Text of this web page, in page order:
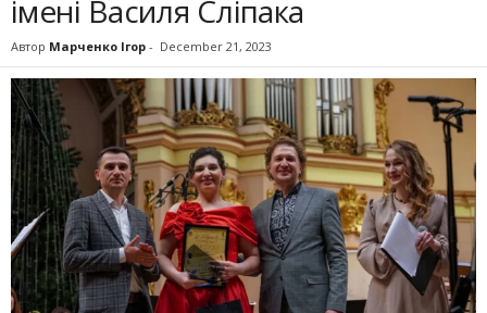
імені Василя Сліпака
Автор Марченко Ігор - December 21, 2023